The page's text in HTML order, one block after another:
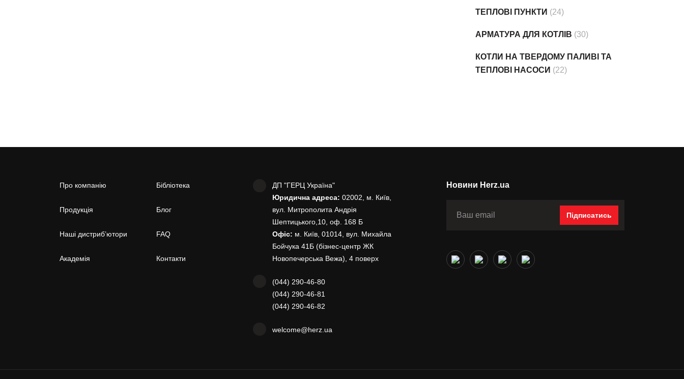
ТЕПЛОВІ ПУНКТИ (24)
АРМАТУРА ДЛЯ КОТЛІВ (30)
КОТЛИ НА ТВЕРДОМУ ПАЛИВІ ТА
ТЕПЛОВІ НАСОСИ (22)
Про компанію
Продукція
Наші дистриб’ютори
Академія
Бібліотека
Блог
FAQ
Контакти
ДП "ГЕРЦ Україна"
Юридична адреса: 02002, м. Київ,
вул. Митрополита Андрія
Шептицького,10, оф. 168 Б
Офіс: м. Київ, 01014, вул. Михайла
Бойчука 41Б (бізнес-центр ЖК
Новопечерська Вежа), 4 поверх
(044) 290-46-80
(044) 290-46-81
(044) 290-46-82
welcome@herz.ua
Новини Herz.ua
Підписатись